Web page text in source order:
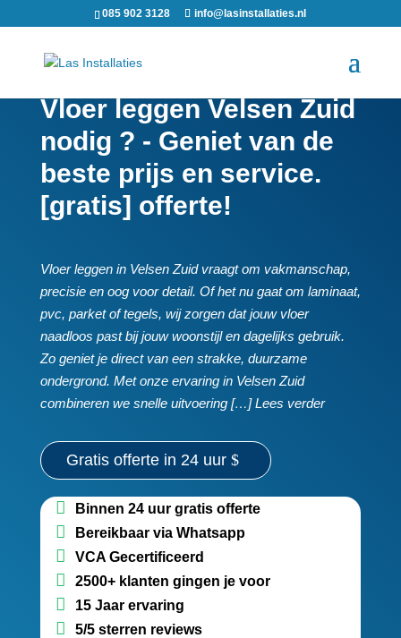
085 902 3128 info@lasinstallaties.nl
Vloer leggen Velsen Zuid
nodig ? - Geniet van de
beste prijs en service.
[gratis] offerte!
Vloer leggen in Velsen Zuid vraagt om vakmanschap,
precisie en oog voor detail.​ Of het nu gaat om laminaat,
pvc, parket of tegels, wij zorgen dat jouw vloer
naadloos past bij jouw woonstijl en dagelijks gebruik.​
Zo geniet je direct van een strakke, duurzame
ondergrond.​ Met onze ervaring in Velsen Zuid
combineren we snelle uitvoering […] Lees verder
Gratis offerte in 24 uur
Binnen 24 uur gratis offerte
Bereikbaar via Whatsapp
VCA Gecertificeerd
2500+ klanten gingen je voor
15 Jaar ervaring
5/5 sterren reviews